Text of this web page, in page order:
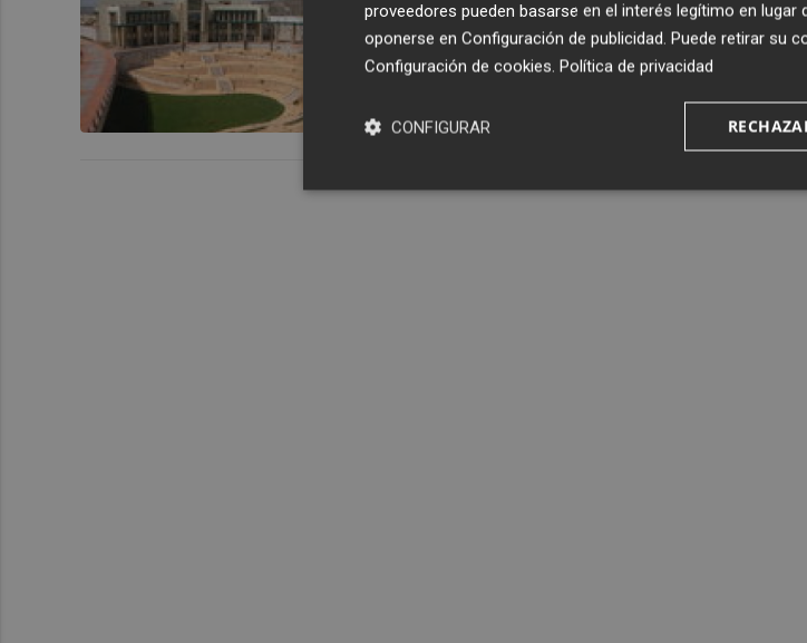
devolver 265 millones de euros
proveedores pueden basarse en el interés legítimo en
oponerse en Configuración de publicidad. Puede retirar su
Configuración de cookies. Política de privacidad
CONFIGURAR